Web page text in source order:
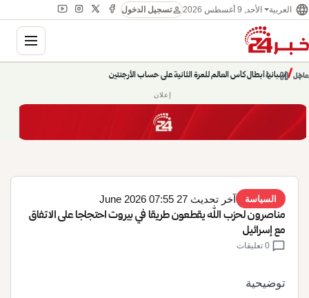
language العربية الأحد, 9 أغسطس 2026 personتسجيل الدخول
عاجل/
إسبانيا أبطال كأس العالم للمرة الثانية على حساب الأرجنتين
حديث الساعة: سيناريوهات قادمة 745
chevron_right
pause
chevron_left
إعلان
السياسة آخر تحديث 27 June 2026 07:55
مناصرون لحزب الله يقطعون طريقا في بيروت احتجاجا على الاتفاق
مع إسرائيل
chat_bubble
توضيحية